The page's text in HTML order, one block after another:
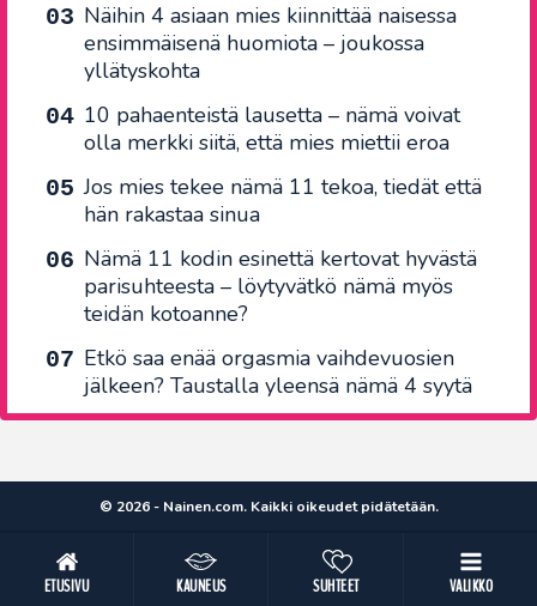
ETUSIVU KAUNEUS SUHTEET VALIKKO
Näihin 4 asiaan mies kiinnittää naisessa
ensimmäisenä huomiota – joukossa
yllätyskohta
10 pahaenteistä lausetta – nämä voivat
olla merkki siitä, että mies miettii eroa
Jos mies tekee nämä 11 tekoa, tiedät että
hän rakastaa sinua
Nämä 11 kodin esinettä kertovat hyvästä
parisuhteesta – löytyvätkö nämä myös
teidän kotoanne?
Etkö saa enää orgasmia vaihdevuosien
jälkeen? Taustalla yleensä nämä 4 syytä
© 2026 - Nainen.com. Kaikki oikeudet pidätetään.